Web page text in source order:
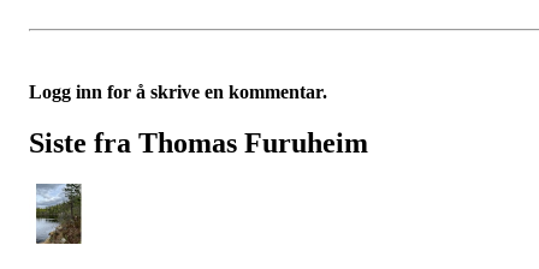
Logg inn for å skrive en kommentar.
Siste fra Thomas Furuheim